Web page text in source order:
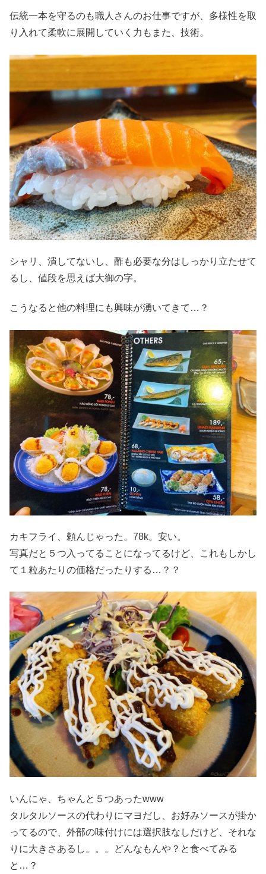
伝統一本を守るのも職人さんのお仕事ですが、多様性を取
り入れて柔軟に展開していく力もまた、技術。
シャリ、潰してないし、酢も必要な分はしっかり立たせて
るし、値段を思えば大御の字。
こうなると他の料理にも興味が湧いてきて…？
カキフライ、頼んじゃった。78k。安い。
写真だと５つ入ってることになってるけど、これもしかし
て１粒あたりの価格だったりする…？？
いんにゃ、ちゃんと５つあったwww
タルタルソースの代わりにマヨだし、お好みソースが掛か
ってるので、外部の味付けには選択肢なしだけど、それな
りに大きさあるし。。。どんなもんや？と食べてみる
と…？